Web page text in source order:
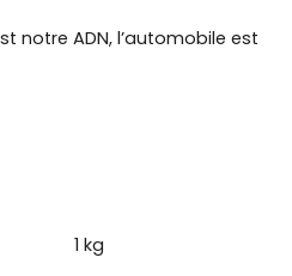
notre ADN, l’automobile est
1 kg